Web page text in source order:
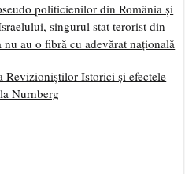
politicienilor din România și
singurul stat terorist din
nu au o fibră cu adevărat națională
Revizioniștilor Istorici și efectele
Nurnberg